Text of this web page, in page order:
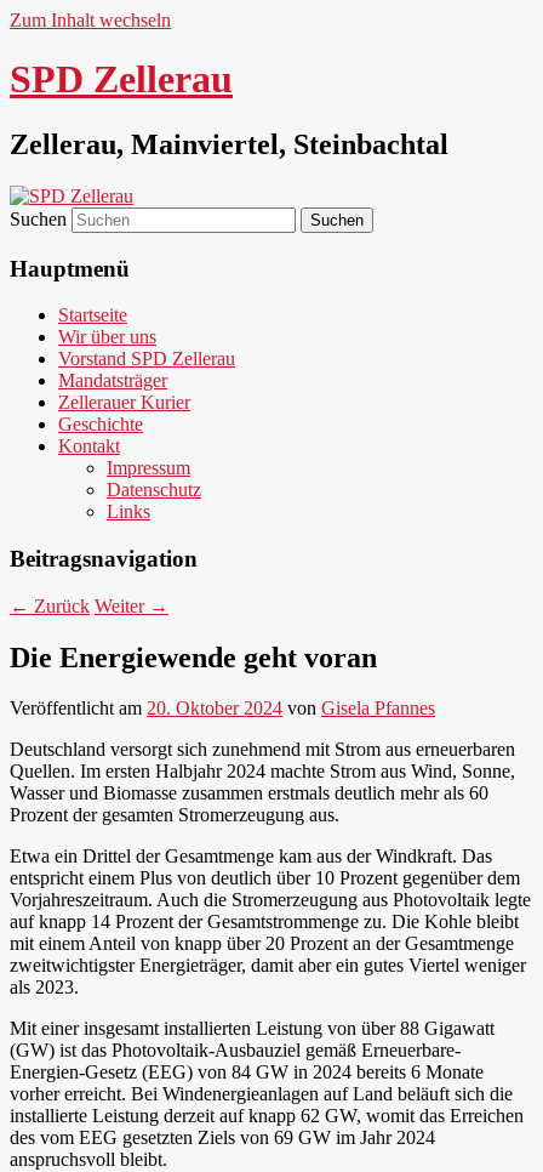
Zum Inhalt wechseln
SPD Zellerau
Zellerau, Mainviertel, Steinbachtal
Suchen
Hauptmenü
Startseite
Wir über uns
Vorstand SPD Zellerau
Mandatsträger
Zellerauer Kurier
Geschichte
Kontakt
Impressum
Datenschutz
Links
Beitragsnavigation
← Zurück Weiter →
Die Energiewende geht voran
Veröffentlicht am 20. Oktober 2024 von Gisela Pfannes
Deutschland versorgt sich zunehmend mit Strom aus erneuerbaren
Quellen. Im ersten Halbjahr 2024 machte Strom aus Wind, Sonne,
Wasser und Biomasse zusammen erstmals deutlich mehr als 60
Prozent der gesamten Stromerzeugung aus.
Etwa ein Drittel der Gesamtmenge kam aus der Windkraft. Das
entspricht einem Plus von deutlich über 10 Prozent gegenüber dem
Vorjahreszeitraum. Auch die Stromerzeugung aus Photovoltaik legte
auf knapp 14 Prozent der Gesamtstrommenge zu. Die Kohle bleibt
mit einem Anteil von knapp über 20 Prozent an der Gesamtmenge
zweitwichtigster Energieträger, damit aber ein gutes Viertel weniger
als 2023.
Mit einer insgesamt installierten Leistung von über 88 Gigawatt
(GW) ist das Photovoltaik-Ausbauziel gemäß Erneuerbare-
Energien-Gesetz (EEG) von 84 GW in 2024 bereits 6 Monate
vorher erreicht. Bei Windenergieanlagen auf Land beläuft sich die
installierte Leistung derzeit auf knapp 62 GW, womit das Erreichen
des vom EEG gesetzten Ziels von 69 GW im Jahr 2024
anspruchsvoll bleibt.